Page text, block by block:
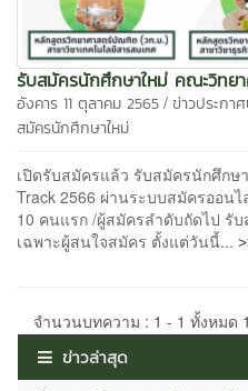
รับสมัครนักศึกษาใหม่ คณะวิทย
อังคาร 11 ตุลาคม 2565 / ข่าวประกา
สมัครนักศึกษาใหม่
เปิดรับสมัครแล้ว รับสมัครนักศึกษ
Track 2566 ผ่านระบบสมัครออ
10 คนแรก /ผู้สมัครลำดับถัดไป รั
เฉพาะผู้สนใจสมัคร ตั้งแต่วันนี้...
จำนวนบทความ : 1 - 1 ทั้งหมด 1
ข่าวล่าสุด